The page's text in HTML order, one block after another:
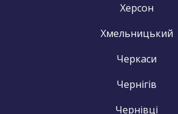
Херсон
Хмельницький
Черкаси
Чернігів
Чернівці